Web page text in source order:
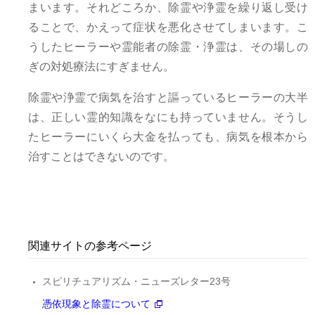
まいます。それどころか、除霊や浄霊を繰り返し受け
ることで、かえって症状を悪化させてしまいます。こ
うしたヒーラーや霊能者の除霊・浄霊は、その場しの
ぎの対処療法にすぎません。
除霊や浄霊で病気を治すと謳っているヒーラーの大半
は、正しい霊的知識をなにも持っていません。そうし
たヒーラーにいくら大金を払っても、病気を根本から
治すことはできないのです。
関連サイトの参考ページ
スピリチュアリズム・ニューズレター23号
憑依現象と除霊について